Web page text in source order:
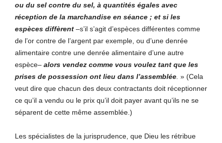
ou du sel contre du sel, à quantités égales avec
réception de la marchandise en séance ; et si les
espèces diffèrent –s’il s’agit d’espèces différentes comme
de l’or contre de l’argent par exemple, ou d’une denrée
alimentaire contre une denrée alimentaire d’une autre
espèce– alors vendez comme vous voulez tant que les
prises de possession ont lieu dans l’assemblée » (Cela
veut dire que chacun des deux contractants doit réceptionner
ce qu’il a vendu ou le prix qu’il doit payer avant qu’ils ne se
séparent de cette même assemblée.)
Les spécialistes de la jurisprudence, que Dieu les rétribue